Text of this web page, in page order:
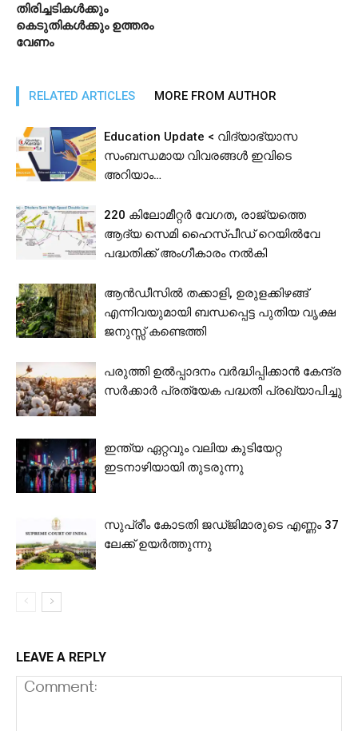
തിരിച്ചടികള്‍ക്കും
കെടുതികള്‍ക്കും ഉത്തരം
വേണം
RELATED ARTICLES MORE FROM AUTHOR
Education Update < വിദ്യാഭ്യാസ
സംബന്ധമായ വിവരങ്ങൾ ഇവിടെ
അറിയാം…
220 കിലോമീറ്റര്‍ വേഗത, രാജ്യത്തെ
ആദ്യ സെമി ഹൈസ്പീഡ് റെയില്‍വേ
പദ്ധതിക്ക് അംഗീകാരം നല്‍കി
ആൻഡീസിൽ തക്കാളി, ഉരുളക്കിഴങ്ങ്
എന്നിവയുമായി ബന്ധപ്പെട്ട പുതിയ വൃക്ഷ
ജനുസ്സ് കണ്ടെത്തി
പരുത്തി ഉല്‍പ്പാദനം വര്‍ദ്ധിപ്പിക്കാന്‍ കേന്ദ്ര
സര്‍ക്കാര്‍ പ്രത്യേക പദ്ധതി പ്രഖ്യാപിച്ചു
ഇന്ത്യ ഏറ്റവും വലിയ കുടിയേറ്റ
ഇടനാഴിയായി തുടരുന്നു
സുപ്രീം കോടതി ജഡ്ജിമാരുടെ എണ്ണം 37
ലേക്ക് ഉയര്‍ത്തുന്നു
LEAVE A REPLY